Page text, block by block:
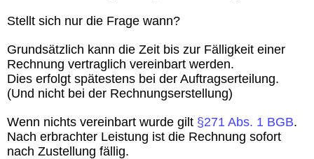
Stellt sich nur die Frage wann?
Grundsätzlich kann die Zeit bis zur Fälligkeit einer
Rechnung vertraglich vereinbart werden.
Dies erfolgt spätestens bei der Auftragserteilung.
(Und nicht bei der Rechnungserstellung)
Wenn nichts vereinbart wurde gilt §271 Abs. 1 BGB.
Nach erbrachter Leistung ist die Rechnung sofort
nach Zustellung fällig.